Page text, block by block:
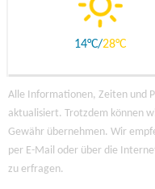
14 28
Alle Informationen, Zeiten und
aktualisiert. Trotzdem können
Gewähr übernehmen. Wir
per E-Mail oder über die
zu erfragen.